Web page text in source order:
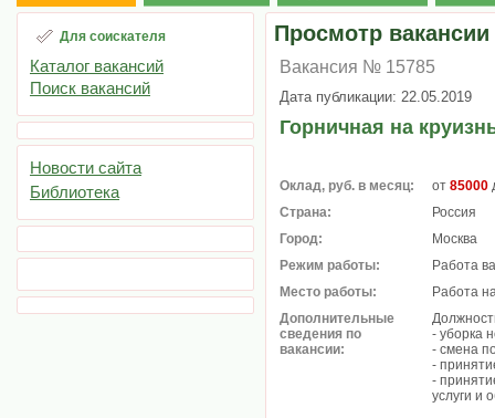
Для соискателя
Каталог вакансий
Поиск вакансий
Новости сайта
Библиотека
Просмотр вакансии
Вакансия № 15785
Дата публикации: 22.05.2019
Горничная на
Оклад, руб. в месяц: от 85000
Страна:
Россия
Город:
Москва
Режим работы:
Работа
Место работы:
Работа
Дополнительные
сведения по
вакансии:
- уборка
- смена
-
-
услуги и